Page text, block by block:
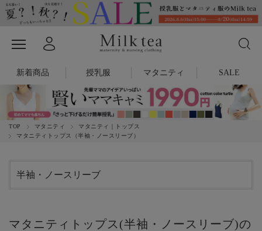
新着商品 授乳服 マタニティ SALE
TOP マタニティ
マタニティ｜トップス
マタニティトップス（半袖・ノースリーブ）
半袖・ノースリーブ
マタニティトップス(半袖・ノースリーブ)の